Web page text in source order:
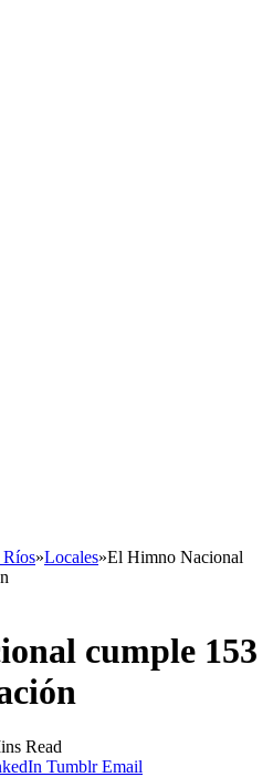
»Locales»El Himno Nacional
cumple 153
Read
Tumblr Email